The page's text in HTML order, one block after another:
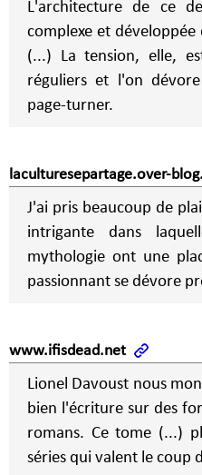
L'architecture de ce
complexe et
(...) La tension, elle,
réguliers et l'on
page-turner.
laculturesepartage.over-
J'ai pris beaucoup de
intrigante dans
mythologie ont une
passionnant se dévore
www.ifisdead.net
Lionel Davoust nous
bien l'écriture sur des
romans. Ce tome (...)
séries qui valent le coup